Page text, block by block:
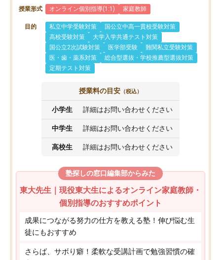
授業形式 オンライン個別指導(1:1) 家庭教師
目的 私立中学受験対策
国公立中高一貫校受験対策
高校受験対策
大学入学共通テスト対策
国公立2次試験対策
医学部受験
難関私立受験対策
医・歯・薬系対策
総合型選抜・学校推薦型選抜対策
定期テスト対策
授業料の目安 （税込）
小学生 詳細はお問い合わせください
中学生 詳細はお問い合わせください
高校生 詳細はお問い合わせください
塾探しの窓口編集部からみた
東大先生｜現役東大生によるオンライン家庭教師・
個別指導のおすすめポイント
成果につながる努力の仕方を教える塾！伸び悩む生
徒にもおすすめ
さらば、サボり癖！柔軟な受講計画で勉強習慣の確